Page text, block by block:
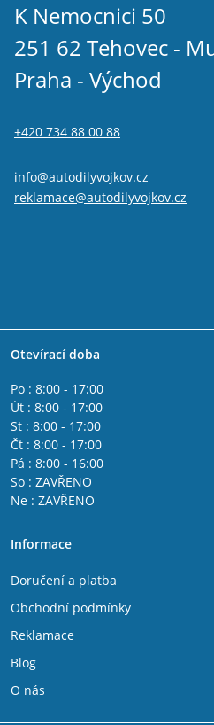
K Nemocnici 50
251 62 Tehovec -
Praha - Východ
+420 734 88 00 88
info@autodilyvojkov.cz
reklamace@autodilyvojkov.cz
Otevírací doba
Po : 8:00 - 17:00
Út : 8:00 - 17:00
St : 8:00 - 17:00
Čt : 8:00 - 17:00
Pá : 8:00 - 16:00
So : ZAVŘENO
Ne : ZAVŘENO
Informace
Doručení a platba
Obchodní podmínky
Reklamace
Blog
O nás